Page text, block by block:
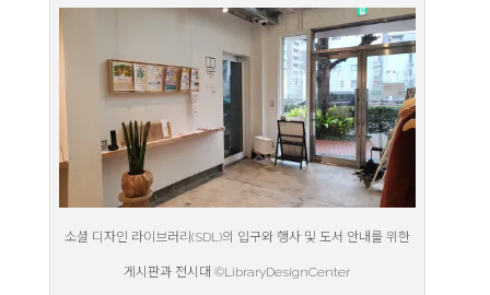
소셜 디자인 라이브러리(SDL)의 입구와 행사 및 도서 안내를 위한
게시판과 전시대 ©LibraryDesignCenter